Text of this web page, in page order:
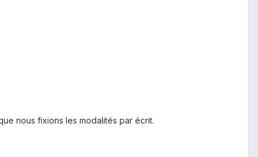
nous fixions les modalités par écrit.